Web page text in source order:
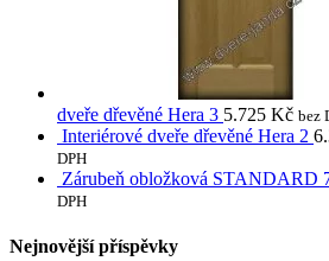
dveře dřevěné Hera 3 5.725 Kč bez
Interiérové dveře dřevěné Hera 2
DPH
Zárubeň obložková STANDARD
DPH
Nejnovější příspěvky